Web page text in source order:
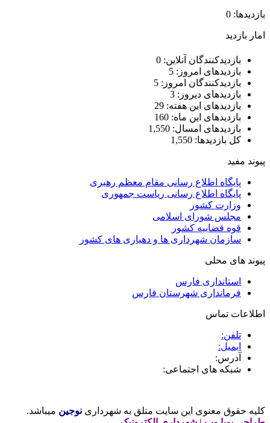
بازدیدها: 0
امار بازدید
بازدیدکنندگان آنلاین: 0
بازدیدهای امروز: 5
بازدیدکنندگان امروز: 5
بازدیدهای دیروز: 3
بازدیدهای این هفته: 29
بازدیدهای این ماه: 160
بازدیدهای امسال: 1,550
کل بازدیدها: 1,550
پیوند مفید
پایگاه اطلاع رسانی مقام معظم رهبری
پایگاه اطلاع رسانی ریاست جمهوری
وزارت کشور
مجلس شورای اسلامی
قوه قضاییه کشور
سازمان شهرداری ها و دهیاری های کشور
پیوند های محلی
استانداری فارس
فرمانداری شهرستان فارس
اطلاعات تماس
تلفن:
ایمیل:
آدرس:
شبکه های اجتماعی:
کلیه حقوق معنوی این سایت متلق به شهرداری نوجین میباشد.